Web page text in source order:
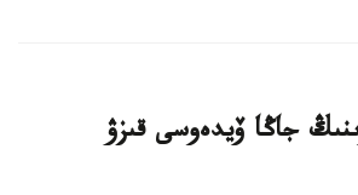
جاڭا ۆيدەوسى قىزۋ